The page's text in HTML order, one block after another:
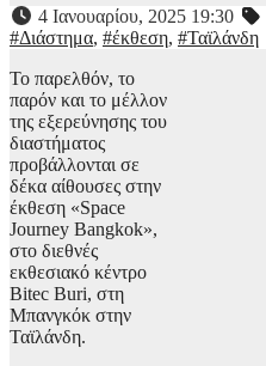
4 Ιανουαρίου, 2025 19:30
#Διάστημα, #έκθεση, #Ταϊλάνδη
Το παρελθόν, το
παρόν και το μέλλον
της εξερεύνησης του
διαστήματος
προβάλλονται σε
δέκα αίθουσες στην
έκθεση «Space
Journey Bangkok»,
στο διεθνές
εκθεσιακό κέντρο
Bitec Buri, στη
Μπανγκόκ στην
Ταϊλάνδη.